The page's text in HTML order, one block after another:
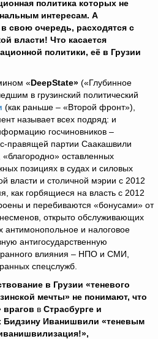
политика которых не
интересам. А
свою очередь, расходятся с
власти! Что касается
политики, её в Грузии
«DeepState» («Глубинное
в грузинский политический
(как раньше – «Второй фронт»),
называет всех подряд: и
госчиновников –
правящей партии Саакашвили
оставленных
позициях в судах и силовых
власти и столичной мэрии с 2012
как горбящиеся на власть с 2012
и перебиваются «бонусами» от
открыто обслуживающих
и налоговое
антигосударственную
влияния – НПО и СМИ,
спецслужб.
в Грузии «теневого
мечты» не понимают, что
врагов в Страсбурге и
Иванишвили «теневым